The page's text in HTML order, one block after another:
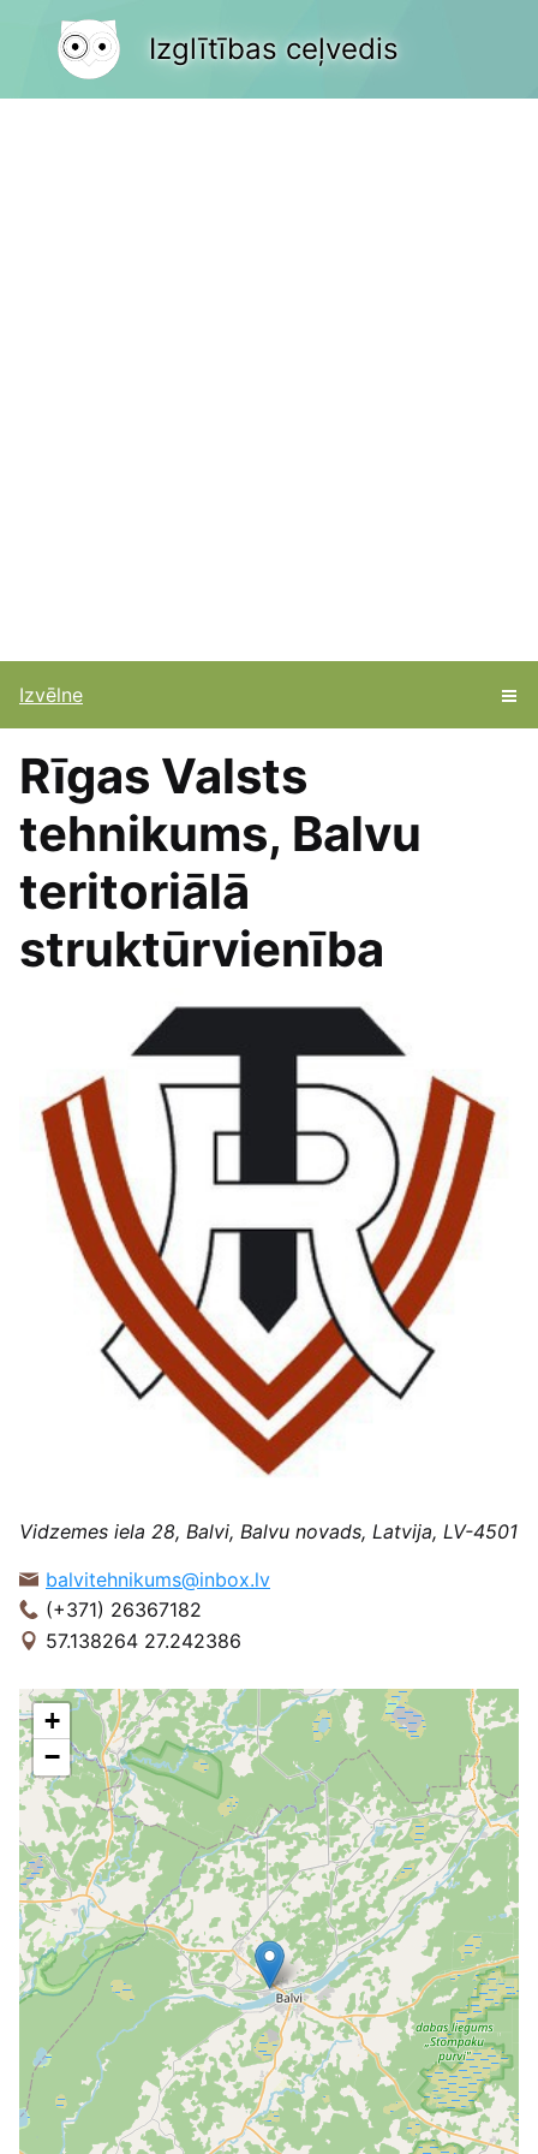
Izglītības ceļvedis
Izvēlne
Rīgas Valsts
tehnikums, Balvu
teritoriālā
struktūrvienība
Vidzemes iela 28, Balvi, Balvu novads, Latvija, LV-4501
balvitehnikums@inbox.lv
(+371) 26367182
57.138264 27.242386
+
−